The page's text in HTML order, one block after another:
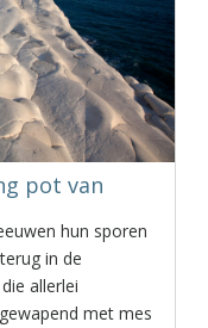
pot van
hun sporen
in de
allerlei
met mes